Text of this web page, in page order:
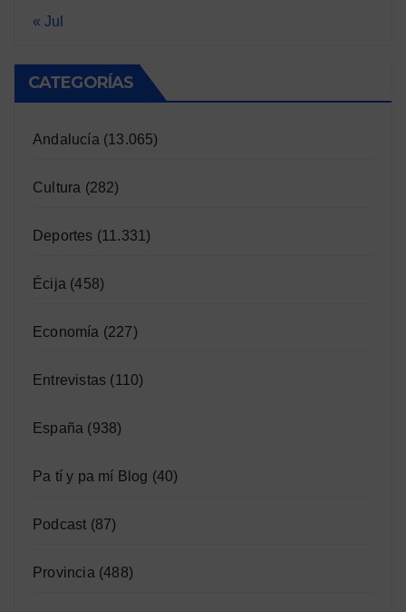
« Jul
CATEGORÍAS
Andalucía (13.065)
Cultura (282)
Deportes (11.331)
Écija (458)
Economía (227)
Entrevistas (110)
España (938)
Pa tí y pa mí Blog (40)
Podcast (87)
Provincia (488)